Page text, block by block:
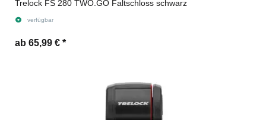
Trelock FS 280 TWO.GO Faltschloss schwarz
verfügbar
ab 65,99 € *